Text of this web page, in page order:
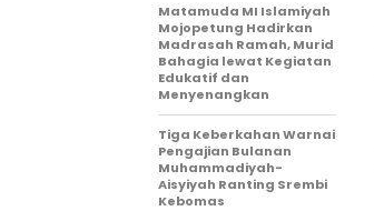
Matamuda MI Islamiyah
Mojopetung Hadirkan
Madrasah Ramah, Murid
Bahagia lewat Kegiatan
Edukatif dan
Menyenangkan
Tiga Keberkahan Warnai
Pengajian Bulanan
Muhammadiyah-
Aisyiyah Ranting Srembi
Kebomas